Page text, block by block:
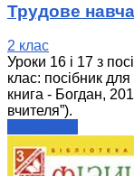
Трудове
2 клас
Уроки 16 і 17 з
клас: посібник
книга - Богдан,
вчителя”).